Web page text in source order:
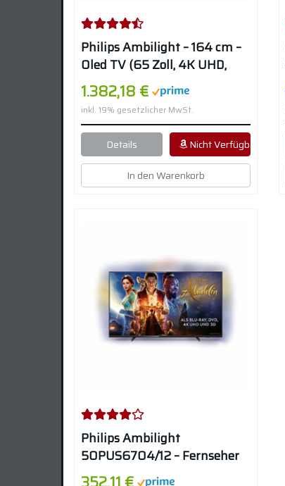
Philips Ambilight – 164 cm –
Oled TV (65 Zoll, 4K UHD,
HDR10+, Android TV, Dolby
Vision) – Schwarz
1.382,18 €
inkl. 19% gesetzlicher MwSt.
Details
Nicht Verfügbar
In den Warenkorb
Philips Ambilight
50PUS6704/12 – Fernseher
126 cm (50 Zoll, 4k UHD) LED